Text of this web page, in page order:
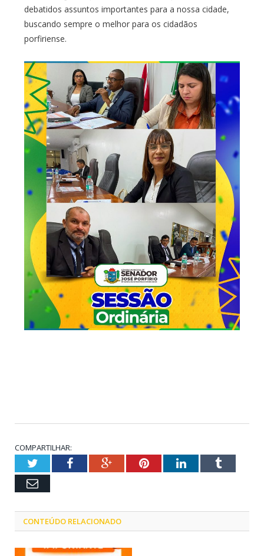
debatidos assuntos importantes para a nossa cidade,
buscando sempre o melhor para os cidadãos
porfiriense.
COMPARTILHAR:
TwitterFacebookGoogle+PinterestLinkedInTumblr
Email
CONTEÚDO RELACIONADO